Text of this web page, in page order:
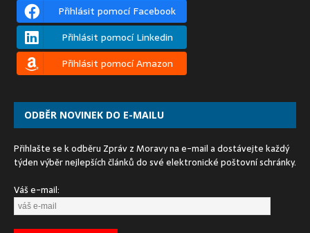
Přihlásit pomocí Facebook
Přihlásit pomocí Linkedin
Přihlásit pomocí Amazon
ODBĚR NOVINEK DO E-MAILU
Přihlašte se k odběru Zpráv z Moravy na e-mail a dostávejte každý
týden výběr nejlepších článků do své elektronické poštovní schránky.
Váš e-mail: